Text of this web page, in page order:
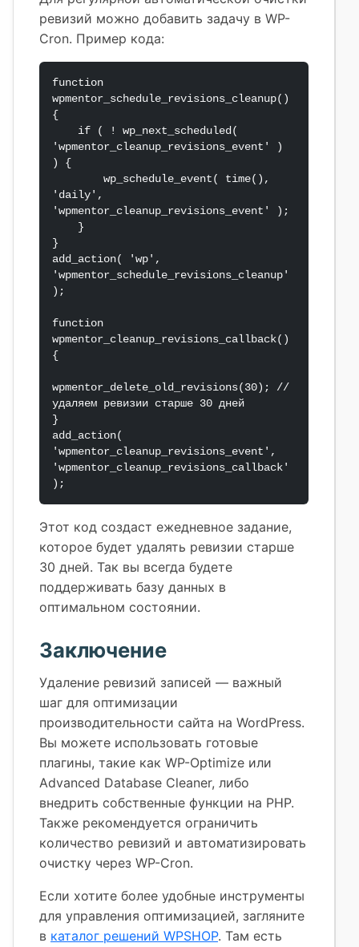
ревизий можно добавить задачу в WP-
Cron. Пример кода:
function
wpmentor_schedule_revisions_cleanup()
{
'wpmentor_cleanup_revisions_event' )
) {
'daily',
'wpmentor_cleanup_revisions_event' );
}
add_action( 'wp',
'wpmentor_schedule_revisions_cleanup'
);
function
wpmentor_cleanup_revisions_callback()
{
wpmentor_delete_old_revisions(30); //
удаляем ревизии старше 30 дней
}
add_action(
'wpmentor_cleanup_revisions_event',
'wpmentor_cleanup_revisions_callback'
);
Этот код создаст ежедневное задание,
которое будет удалять ревизии старше
30 дней. Так вы всегда будете
поддерживать базу данных в
оптимальном состоянии.
Заключение
Удаление ревизий записей — важный
шаг для оптимизации
производительности сайта на WordPress.
Вы можете использовать готовые
плагины, такие как WP-Optimize или
Advanced Database Cleaner, либо
внедрить собственные функции на PHP.
Также рекомендуется ограничить
количество ревизий и автоматизировать
очистку через WP-Cron.
Если хотите более удобные инструменты
для управления оптимизацией, загляните
в каталог решений WPSHOP. Там есть